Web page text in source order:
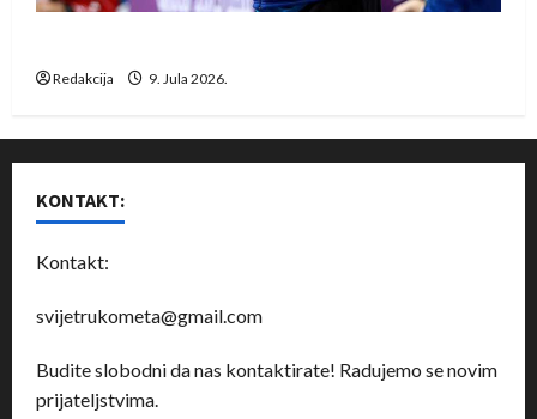
Redakcija 9. Jula 2026.
KONTAKT:
Kontakt:
svijetrukometa@gmail.com
Budite slobodni da nas kontaktirate! Radujemo se novim
prijateljstvima.